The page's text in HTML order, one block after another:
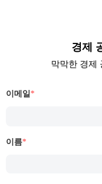
경제
막막한 경제
이메일*
이름*